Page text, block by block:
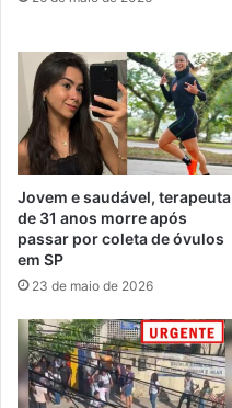
Jovem e saudável, terapeuta
de 31 anos morre após
passar por coleta de óvulos
em SP
23 de maio de 2026